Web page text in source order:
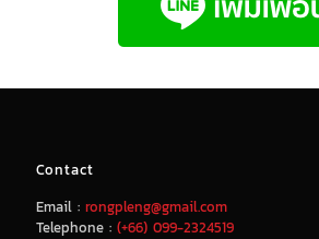
Contact
Email : rongpleng@gmail.com
Telephone : (+66) 099-2324519